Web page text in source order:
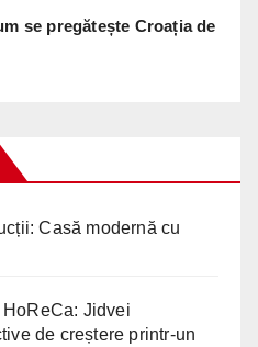
se pregătește Croația de
Casă modernă cu
Jidvei
de creștere printr-un